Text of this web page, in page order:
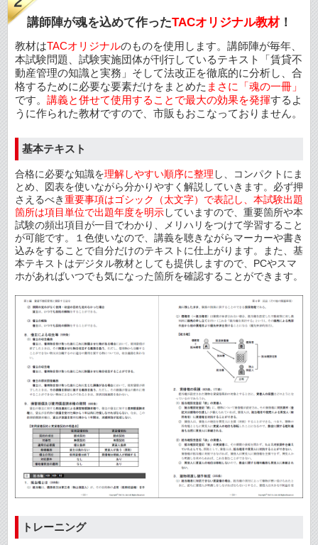
講師陣が魂を込めて作ったTACオリジナル教材！
教材はTACオリジナルのものを使用します。講師陣が毎年、
本試験問題、試験実施団体が刊行しているテキスト「賃貸不
動産管理の知識と実務」そして法改正を徹底的に分析し、合
格するために必要な要素だけをまとめた まさに「魂の一冊」
です。 講義と併せて使用することで最大の効果を発揮するよ
うに作られた教材ですので、市販もおこなっておりません。
基本テキスト
合格に必要な知識を理解しやすい順序に整理 し、コンパクトにま
とめ、図表を使いながら分かりやすく解説していきます。必ず押
さえるべき重要事項はゴシック（太文字）で表記し、本試験出題
箇所は項目単位で出題年度を明示していますので、重要箇所や本
試験の頻出項目が一目でわかり、メリハリをつけて学習すること
が可能です。１色使いなので、講義を聴きながらマーカーや書き
込みをすることで自分だけのテキストに仕上がります。また、基
本テキストはデジタル教材としても提供しますので、PCやスマ
ホがあればいつでも気になった箇所を確認することができます。
トレーニング